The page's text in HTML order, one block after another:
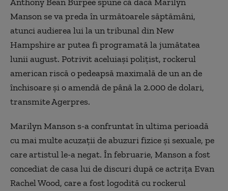
Manson se va preda în următoarele săptămâni,
atunci audierea lui la un tribunal din New
Hampshire ar putea fi programată la jumătatea
lunii august. Potrivit aceluiaşi poliţist, rockerul
american riscă o pedeapsă maximală de un an de
închisoare şi o amendă de până la 2.000 de dolari,
transmite Agerpres.
Marilyn Manson s-a confruntat în ultima perioadă
cu mai multe acuzaţii de abuzuri fizice şi sexuale, pe
care artistul le-a negat. În februarie, Manson a fost
concediat de casa lui de discuri după ce actriţa Evan
Rachel Wood, care a fost logodită cu rockerul